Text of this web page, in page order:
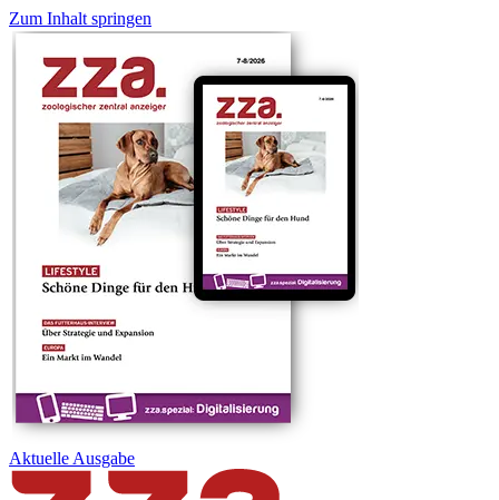
Zum Inhalt springen
Aktuelle Ausgabe